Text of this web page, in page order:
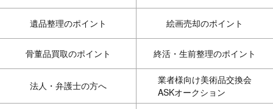
遺品整理のポイント 絵画売却のポイント
骨董品買取のポイント 終活・生前整理のポイント
法人・弁護士の方へ
業者様向け美術品交換会
ASKオークション